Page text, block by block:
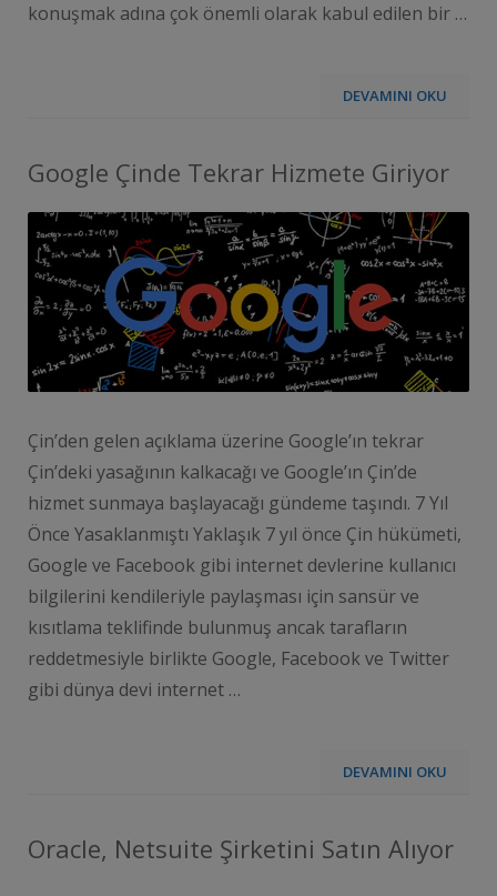
konuşmak adına çok önemli olarak kabul edilen bir …
DEVAMINI OKU
Google Çinde Tekrar Hizmete Giriyor
Çin’den gelen açıklama üzerine Google’ın tekrar
Çin’deki yasağının kalkacağı ve Google’ın Çin’de
hizmet sunmaya başlayacağı gündeme taşındı. 7 Yıl
Önce Yasaklanmıştı Yaklaşık 7 yıl önce Çin hükümeti,
Google ve Facebook gibi internet devlerine kullanıcı
bilgilerini kendileriyle paylaşması için sansür ve
kısıtlama teklifinde bulunmuş ancak tarafların
reddetmesiyle birlikte Google, Facebook ve Twitter
gibi dünya devi internet …
DEVAMINI OKU
Oracle, Netsuite Şirketini Satın Alıyor